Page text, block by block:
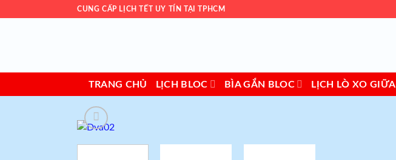
CUNG CẤP LỊCH TẾT UY TÍN TẠI TPHCM
TRANG CHỦ LỊCH BLOC BÌA GẮN BLOC LỊCH LÒ XO GIỮA